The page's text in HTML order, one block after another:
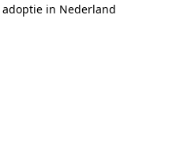
in Nederland